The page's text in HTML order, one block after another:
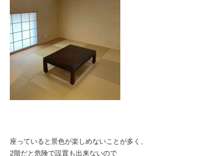
座っていると景色が楽しめないことが多く、
2階だと危険で設置も出来ないので